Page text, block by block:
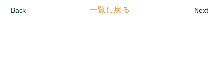
Back 一覧に戻る Next